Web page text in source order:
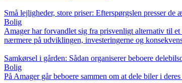
Små lejligheder, store priser: Efterspørgslen presser de
Bolig
Amager har forvandlet sig fra prisvenligt alternativ til
nærmere på udviklingen, investeringerne og
Samkørsel i gården: Sådan organiserer beboere
Bolig
På Amager går beboere sammen om at dele biler i